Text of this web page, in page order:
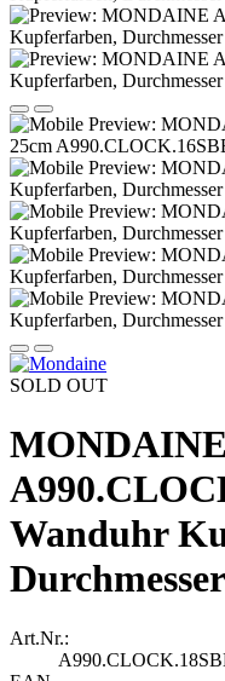
SOLD OUT
MONDAINE
Wanduhr
Art.Nr.: